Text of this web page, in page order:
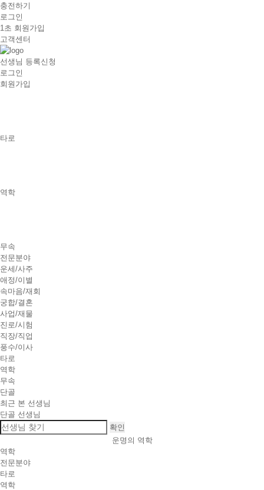
충전하기
로그인
1초 회원가입
고객센터
선생님 등록신청
로그인
회원가입
타로
역학
무속
전문분야
운세/사주
애정/이별
속마음/재회
궁합/결혼
사업/재물
진로/시험
직장/직업
풍수/이사
타로
역학
무속
단골
최근 본 선생님
단골 선생님
확인
운명의 역학
역학
전문분야
타로
역학